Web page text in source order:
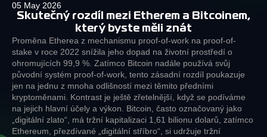
05 May 2026
Skutečný rozdíl mezi Etherem a Bitcoinem,
který byste měli znát
Proměna Etherea z mechanismu proof-of-work na proof-of-
stake v roce 2022 snížila jeho dopad na životní prostředí o
ohromujících 99,9 %. Zatímco Bitcoin nadále používá svůj
původní systém proof-of-work, tento zásadní rozdíl poukazuje
jen na jednu z mnoha odlišností mezi těmito předními
kryptoměnami. Kontrast je ještě zřetelnější, když se podíváme
na jejich hlavní účely a výkon. Bitcoin, často označovaný jako
„digitální zlato“, má tržní kapitalizaci 1,61 bilionu dolarů, zatímco
Ethereum, přezdívané „digitální stříbro“, si udržuje tržní